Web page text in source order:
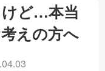
ど…本当
えの方へ